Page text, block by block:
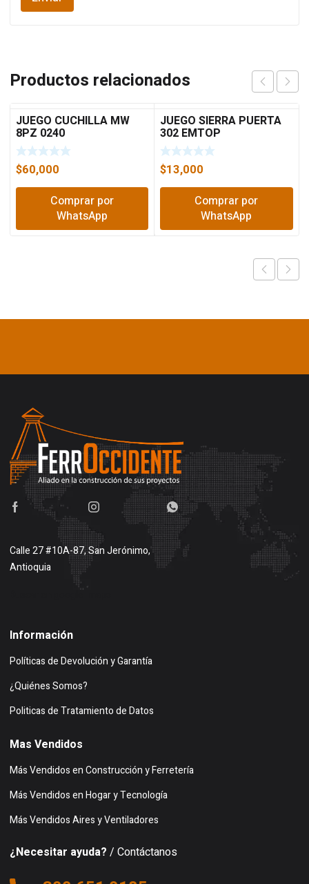
Productos relacionados
JUEGO CUCHILLA MW
8PZ 0240
$60,000
Comprar por
WhatsApp
JUEGO SIERRA PUERTA
302 EMTOP
$13,000
Comprar por
WhatsApp
Calle 27 #10A-87, San Jerónimo,
Antioquia
Información
Políticas de Devolución y Garantía
¿Quiénes Somos?
Politicas de Tratamiento de Datos
Mas Vendidos
Más Vendidos en Construcción y Ferretería
Más Vendidos en Hogar y Tecnología
Más Vendidos Aires y Ventiladores
¿Necesitar ayuda? / Contáctanos